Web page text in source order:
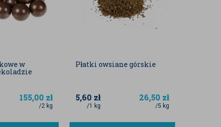
w
155,00 zł
/2 kg
Płatki owsiane górskie
5,60 zł
/1 kg
26,50 zł
/5 kg